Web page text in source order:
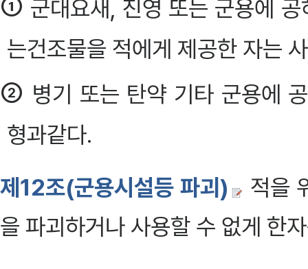
① 군대요새, 진영 또는 군용에
는건조물을 적에게 제공한 자는
② 병기 또는 탄약 기타 군용에
형과같다.
제12조(군용시설등 파괴)
적을
을 파괴하거나 사용할 수 없게 한